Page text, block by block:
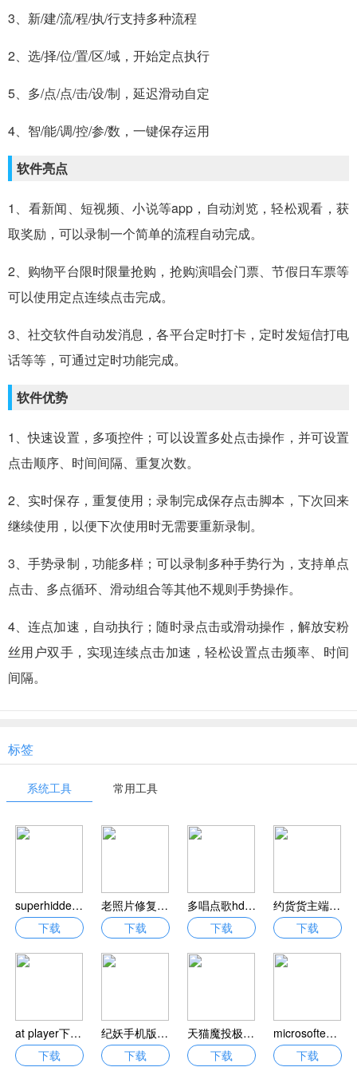
3、新/建/流/程/执/行支持多种流程
2、选/择/位/置/区/域，开始定点执行
5、多/点/点/击/设/制，延迟滑动自定
4、智/能/调/控/参/数，一键保存运用
软件亮点
1、看新闻、短视频、小说等app，自动浏览，轻松观看，获
取奖励，可以录制一个简单的流程自动完成。
2、购物平台限时限量抢购，抢购演唱会门票、节假日车票等
可以使用定点连续点击完成。
3、社交软件自动发消息，各平台定时打卡，定时发短信打电
话等等，可通过定时功能完成。
软件优势
1、快速设置，多项控件；可以设置多处点击操作，并可设置
点击顺序、时间间隔、重复次数。
2、实时保存，重复使用；录制完成保存点击脚本，下次回来
继续使用，以便下次使用时无需要重新录制。
3、手势录制，功能多样；可以录制多种手势行为，支持单点
点击、多点循环、滑动组合等其他不规则手势操作。
4、连点加速，自动执行；随时录点击或滑动操作，解放安粉
丝用户双手，实现连续点击加速，轻松设置点击频率、时间
间隔。
标签
系统工具 常用工具
superhidden绿色版免费下载_superhidden绿色免安装版V20180114
下载
老照片修复助手软件下载-老照片修复助手app下载v2.3.916 安卓版
下载
多唱点歌hd免费下载-多唱点歌hd版下载v2.0.0 安卓版
下载
约货货主端最新版下载-约货货主端app下载v1.1.2 安卓版
下载
at player下载-at player音乐下载v1.571 安卓版
下载
纪妖手机版下载-纪妖app下载v1.1.0 安卓版
下载
天猫魔投极速版官方版下载-天猫魔投极速版app下载v1.0.0(22011301) 安卓版
下载
microsoftedge浏览器安卓版下载-microsoft edge手机版下载v105.0.1343.50 最新版本
下载